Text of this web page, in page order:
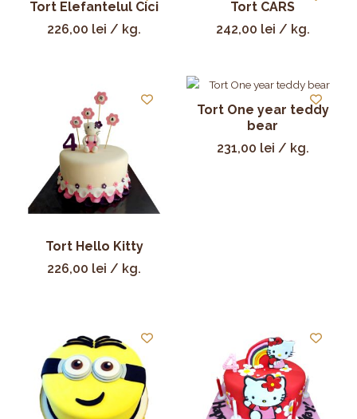
Tort Elefantelul Cici
226,00 lei / kg.
Tort CARS
242,00 lei / kg.
Tort Hello Kitty
226,00 lei / kg.
Tort One year teddy
bear
231,00 lei / kg.